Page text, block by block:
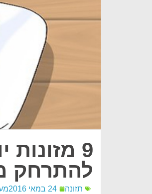
9
להתרחק
תזונה 24 במאי 2016